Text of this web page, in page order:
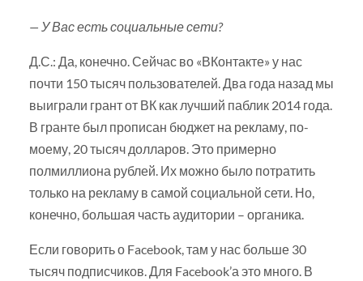
— У Вас есть социальные сети?
Д.С.: Да, конечно. Сейчас во «ВКонтакте» у нас
почти 150 тысяч пользователей. Два года назад мы
выиграли грант от ВК как лучший паблик 2014 года.
В гранте был прописан бюджет на рекламу, по-
моему, 20 тысяч долларов. Это примерно
полмиллиона рублей. Их можно было потратить
только на рекламу в самой социальной сети. Но,
конечно, большая часть аудитории – органика.
Если говорить о Facebook, там у нас больше 30
тысяч подписчиков. Для Facebook’а это много. В